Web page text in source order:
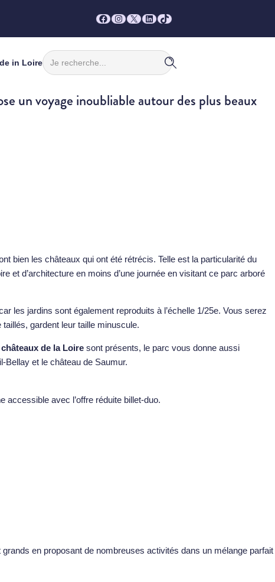
Facebook
Instagram
X LinkedIn
TikTok
in Loire
Rechercher
un voyage inoubliable autour des plus beaux
bien les châteaux qui ont été rétrécis. Telle est la particularité du
et d’architecture en moins d’une journée en visitant ce parc arboré
les jardins sont également reproduits à l’échelle 1/25e. Vous serez
taillés, gardent leur taille minuscule.
châteaux de la Loire sont présents, le parc vous donne aussi
Bellay et le château de Saumur.
accessible avec l’offre réduite billet-duo.
en proposant de nombreuses activités dans un mélange parfait